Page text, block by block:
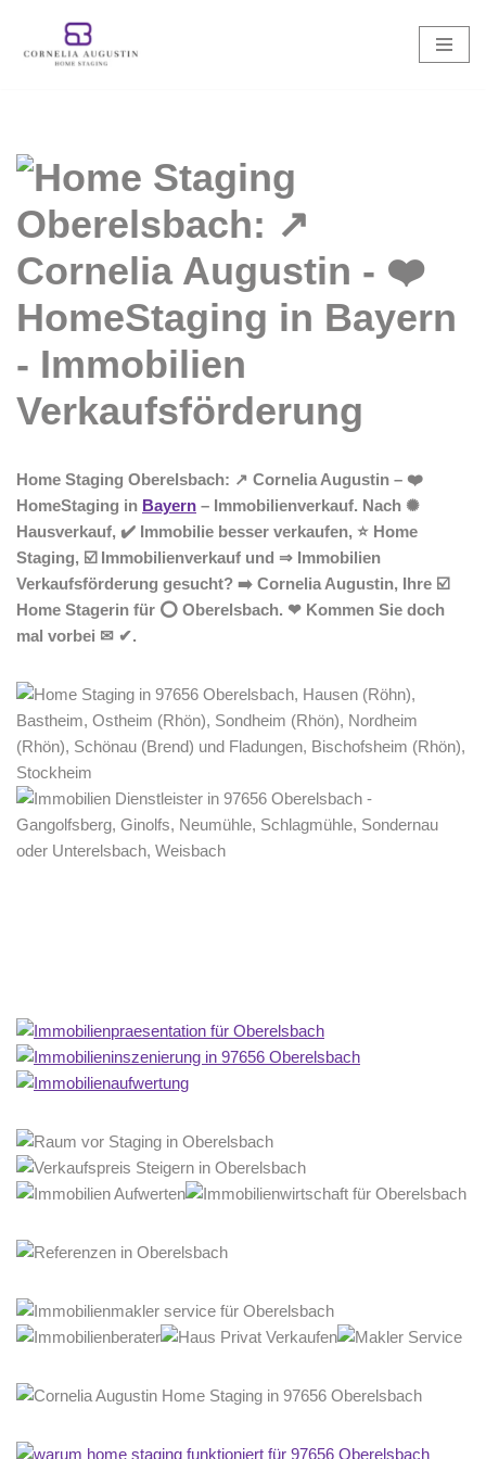
Zum
Home Staging Oberelsbach: ↗️ Cornelia Augustin – ❤️
HomeStaging in Bayern – Immobilienverkauf. Nach ✺
Hausverkauf, ✔️ Immobilie besser verkaufen, ⭐ Home
Staging, ☑️ Immobilienverkauf und ⇒ Immobilien
Verkaufsförderung gesucht? ➡️ Cornelia Augustin, Ihre ☑️
Home Stagerin für ⭕ Oberelsbach. ❤ Kommen Sie doch
mal vorbei ✉ ✔.